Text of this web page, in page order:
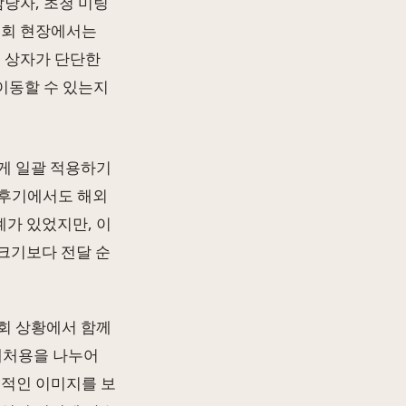
현장에서는
자가 단단한
동할 수 있는지
일괄 적용하기
기에서도 해외
가 있었지만, 이
기보다 전달 순
상황에서 함께
용을 나누어
인 이미지를 보